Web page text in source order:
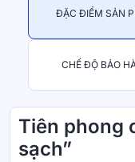
ĐẶC ĐIỂM SẢN
CHẾ ĐỘ BẢO
Tiên phong
sạch”